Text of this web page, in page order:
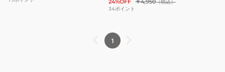
24%OFF ￥4,950（税込）
34ポイント
1